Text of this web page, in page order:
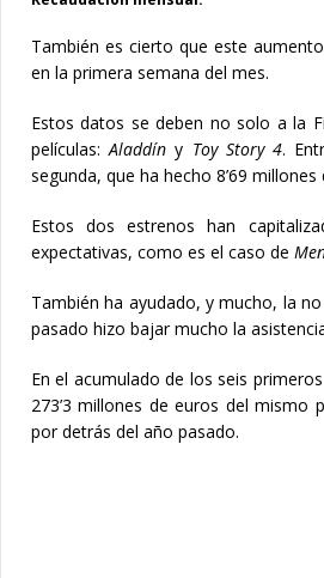
También es cierto que este
en la primera semana del mes.
Estos datos se deben no solo a la
películas:Aladdíny Toy Story 4.
segunda, que ha hecho 8’69
Estos dos estrenos han
expectativas, como es el caso de
También ha ayudado, y mucho, la
pasado hizo bajar mucho la
En el acumulado de los seis
273’3 millones de euros del mismo
por detrás del año pasado.